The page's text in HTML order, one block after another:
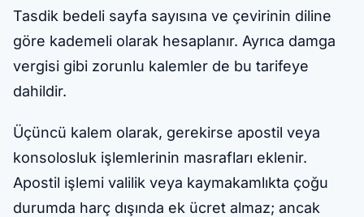
Tasdik bedeli sayfa sayısına ve çevirinin diline
göre kademeli olarak hesaplanır. Ayrıca damga
vergisi gibi zorunlu kalemler de bu tarifeye
dahildir.
Üçüncü kalem olarak, gerekirse apostil veya
konsolosluk işlemlerinin masrafları eklenir.
Apostil işlemi valilik veya kaymakamlıkta çoğu
durumda harç dışında ek ücret almaz; ancak